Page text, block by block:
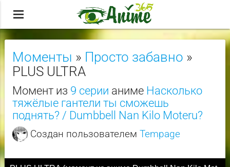
menu
Моменты » Просто забавно »
PLUS ULTRA
Момент из 9 серии аниме Насколько
тяжёлые гантели ты сможешь
поднять? / Dumbbell Nan Kilo Moteru?
Создан пользователем Tempage